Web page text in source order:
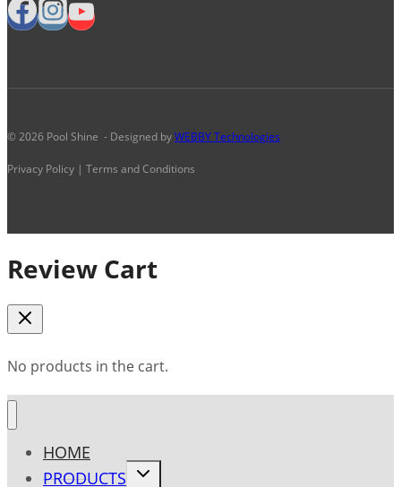
© 2026 Pool Shine - Designed byWEBBY Technologies
Privacy Policy | Terms and Conditions
Review Cart
No products in the cart.
HOME
PRODUCTS
Toggle